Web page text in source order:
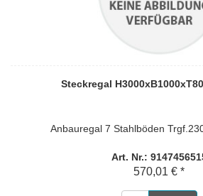
Steckregal
Anbauregal 7 Stahlböden
Art. Nr.:
570,01 € *